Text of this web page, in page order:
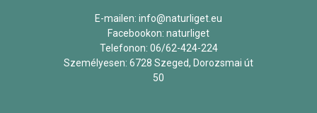
E-mailen: info@naturliget.eu
Facebookon: naturliget
Telefonon: 06/62-424-224
Személyesen: 6728 Szeged, Dorozsmai út
50